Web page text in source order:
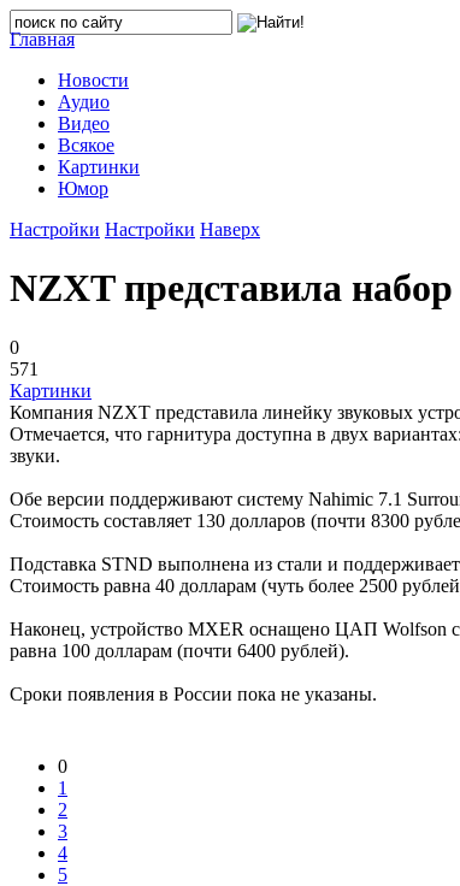
Главная
Новости
Аудио
Видео
Всякое
Картинки
Юмор
Настройки Настройки Наверх
NZXT представила
0
571
Картинки
Компания NZXT представила линейку звуковых
Отмечается, что гарнитура доступна в двух
звуки.
Обе версии поддерживают систему Nahimic 7.1
Стоимость составляет 130 долларов (почти 8300
Подставка STND выполнена из стали и
Стоимость равна 40 долларам (чуть более 2500
Наконец, устройство MXER оснащено ЦАП Wolfson с
равна 100 долларам (почти 6400 рублей).
Сроки появления в России пока не указаны.
0
1
2
3
4
5